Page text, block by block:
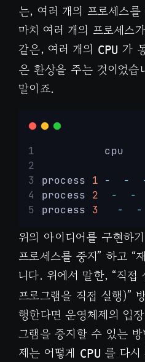
는, 여러 개의 프로세스
마치 여러 개의 프로세스
같은, 여러 개의 CPU 가
은 환상을 주는 것이었습
말이죠.
          cpu
process 1 - -
process 2 - -
process 3 - -
위의 아이디어를 구현하
프로세스를 중지” 하고 “
니다. 위에서 말한, “직접
프로그램을 직접 실행)”
행한다면 운영체제의 입
그램을 중지할 수 있는
제는 어떻게 CPU 를 다시